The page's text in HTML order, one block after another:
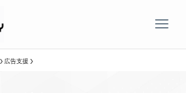
広告支援